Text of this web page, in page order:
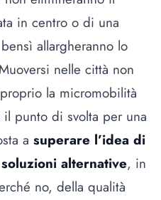
in centro o di una
allargheranno lo
nelle città non
la micromobilità
punto di svolta per una
a superare l’idea di
soluzioni alternative, in
no, della qualità